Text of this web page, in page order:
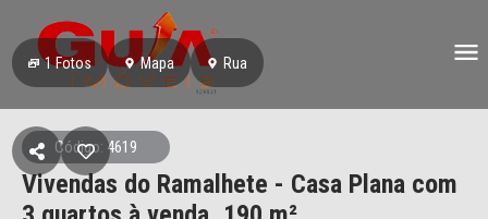
1Fotos Mapa Rua
Código: 4619
Vivendas do Ramalhete - Casa Plana com